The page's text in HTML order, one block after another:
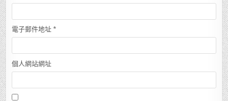
電子郵件地址 *
個人網站網址